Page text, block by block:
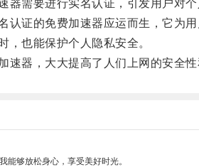
需要进行实名认证，引发用户对个
证的免费加速器应运而生，它为用
也能保护个人隐私安全。
器，大大提高了人们上网的安全性
能够放松身心，享受美好时光。